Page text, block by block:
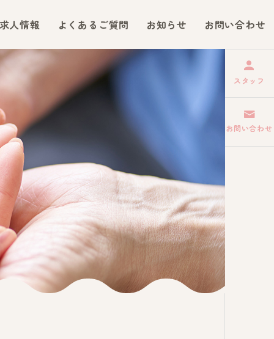
求人情報 よくあるご質問 お知らせ お問い合わせ
スタッフ
お問い合わせ